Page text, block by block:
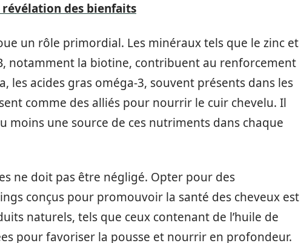
révélation des bienfaits
un rôle primordial. Les minéraux tels que le zinc et
notamment la biotine, contribuent au renforcement
les acides gras oméga-3, souvent présents dans les
comme des alliés pour nourrir le cuir chevelu. Il
moins une source de ces nutriments dans chaque
ne doit pas être négligé. Opter pour des
conçus pour promouvoir la santé des cheveux est
naturels, tels que ceux contenant de l’huile de
pour favoriser la pousse et nourrir en profondeur.